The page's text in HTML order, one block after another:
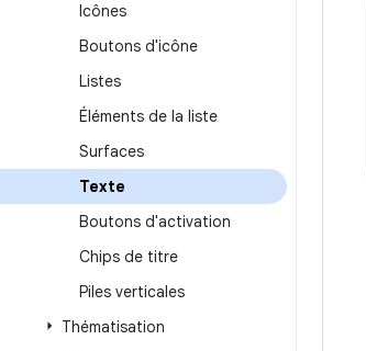
Icônes
Boutons d'icône
Listes
Éléments de la liste
Surfaces
Texte
Boutons d'activation
Chips de titre
Piles verticales
Thématisation